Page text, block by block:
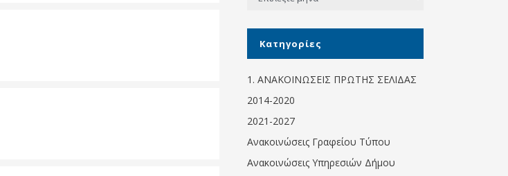
παντοπωλείο
Kοινωνικό
Πρόγραμμα
Φροντίδας
Ηλικιωμένων
Kατηγορίες
1. ΑΝΑΚΟΙΝΩΣΕΙΣ ΠΡΩΤΗΣ ΣΕΛΙΔΑΣ
2014-2020
2021-2027
Ανακοινώσεις Γραφείου Τύπου
Ανακοινώσεις Υπηρεσιών Δήμου